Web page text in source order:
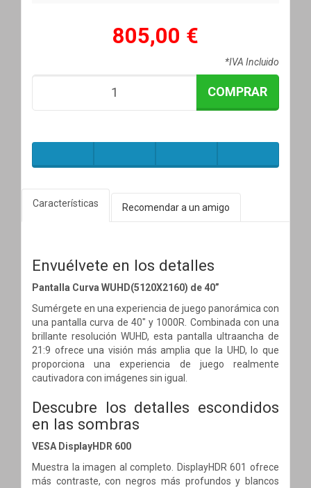
805,00 €
*IVA Incluido
COMPRAR
Características Recomendar a un amigo
Envuélvete en los detalles
Pantalla Curva WUHD(5120X2160) de 40”
Sumérgete en una experiencia de juego panorámica con
una pantalla curva de 40" y 1000R. Combinada con una
brillante resolución WUHD, esta pantalla ultraancha de
21:9 ofrece una visión más amplia que la UHD, lo que
proporciona una experiencia de juego realmente
cautivadora con imágenes sin igual.
Descubre los detalles escondidos
en las sombras
VESA DisplayHDR 600
Muestra la imagen al completo. DisplayHDR 601 ofrece
más contraste, con negros más profundos y blancos